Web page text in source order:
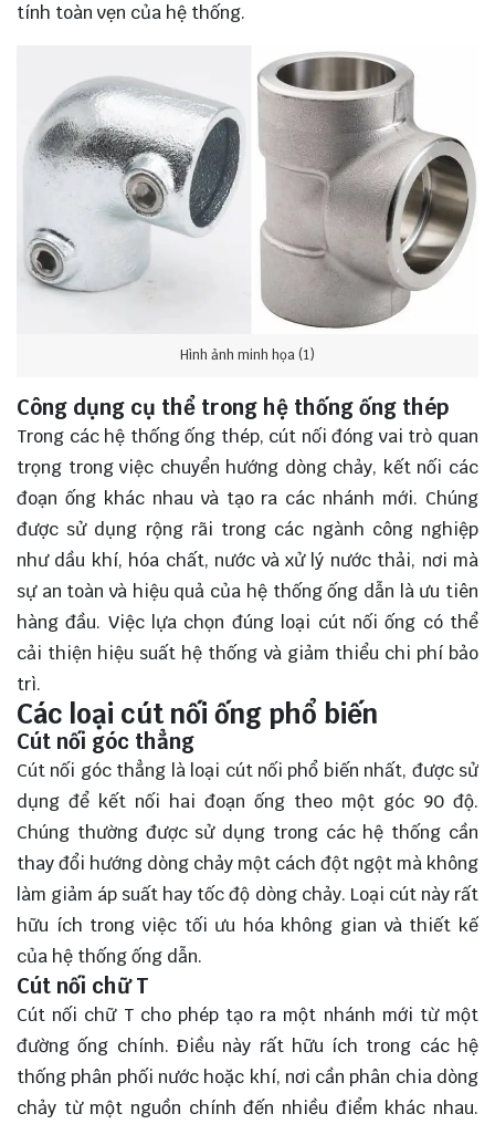
tính toàn vẹn của hệ thống.
Hình ảnh minh họa (1)
Công dụng cụ thể trong hệ thống ống thép
Trong các hệ thống ống thép, cút nối đóng vai trò quan
trọng trong việc chuyển hướng dòng chảy, kết nối các
đoạn ống khác nhau và tạo ra các nhánh mới. Chúng
được sử dụng rộng rãi trong các ngành công nghiệp
như dầu khí, hóa chất, nước và xử lý nước thải, nơi mà
sự an toàn và hiệu quả của hệ thống ống dẫn là ưu tiên
hàng đầu. Việc lựa chọn đúng loại cút nối ống có thể
cải thiện hiệu suất hệ thống và giảm thiểu chi phí bảo
trì.
Các loại cút nối ống phổ biến
Cút nối góc thẳng
Cút nối góc thẳng là loại cút nối phổ biến nhất, được sử
dụng để kết nối hai đoạn ống theo một góc 90 độ.
Chúng thường được sử dụng trong các hệ thống cần
thay đổi hướng dòng chảy một cách đột ngột mà không
làm giảm áp suất hay tốc độ dòng chảy. Loại cút này rất
hữu ích trong việc tối ưu hóa không gian và thiết kế
của hệ thống ống dẫn.
Cút nối chữ T
Cút nối chữ T cho phép tạo ra một nhánh mới từ một
đường ống chính. Điều này rất hữu ích trong các hệ
thống phân phối nước hoặc khí, nơi cần phân chia dòng
chảy từ một nguồn chính đến nhiều điểm khác nhau.